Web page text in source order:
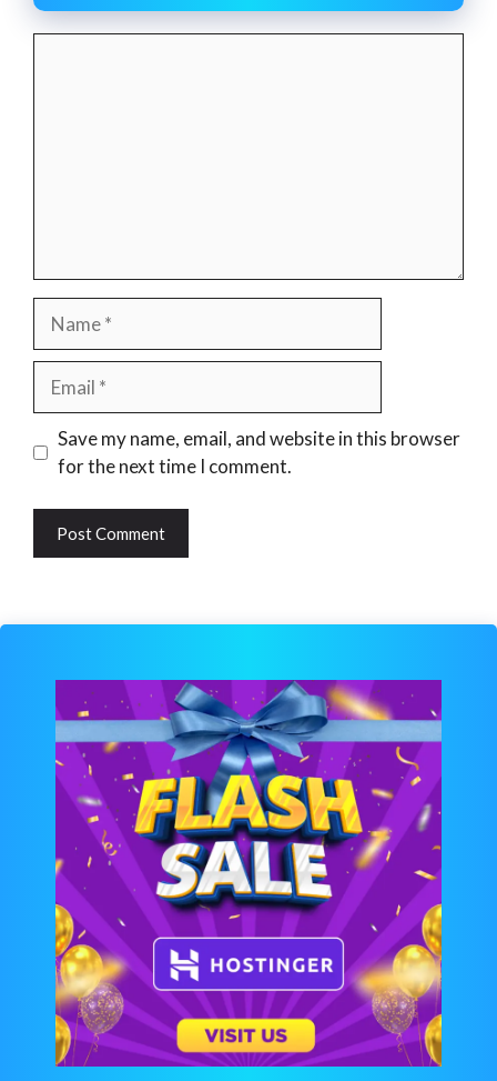
Website
Save my name, email, and website in this browser
for the next time I comment.